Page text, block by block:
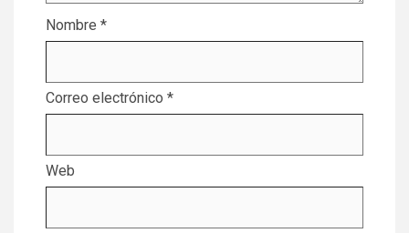
Nombre *
Correo electrónico *
Web